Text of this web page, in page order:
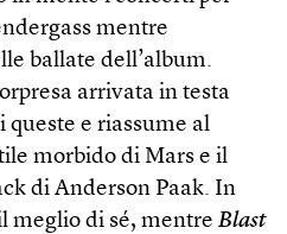
mentre
ballate dell’album.
arrivata in testa
queste e riassume al
morbido di Mars e il
di Anderson Paak. In
meglio di sé, mentre Blast